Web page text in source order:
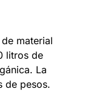
material
litros de
La
de pesos.